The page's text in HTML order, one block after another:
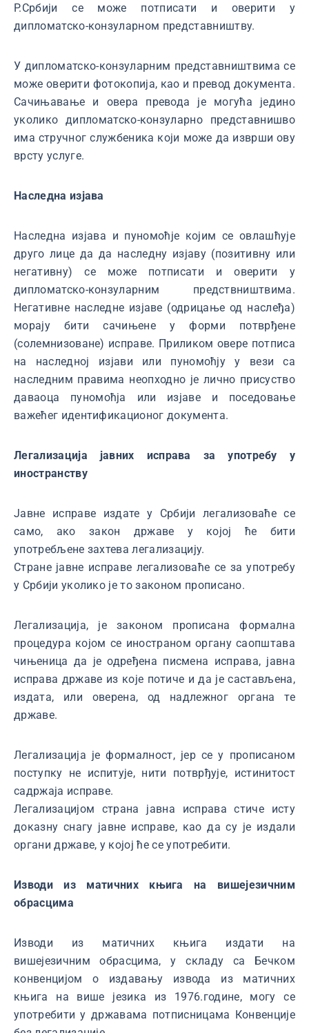
Р.Србији се може потписати и оверити у
дипломатско-конзуларном представништву.
У дипломатско-конзуларним представништвима се
може оверити фотокопија, као и превод документа.
Сачињавање и овера превода је могућа једино
уколико дипломатско-конзуларно представнишво
има стручног службеника који може да изврши ову
врсту услуге.
Наследна изјава
Наследна изјава и пуномоћје којим се овлашћује
друго лице да да наследну изјаву (позитивну или
негативну) се може потписати и оверити у
дипломатско-конзуларним предствништвима.
Негативне наследне изјаве (одрицање од наслеђа)
морају бити сачињене у форми потврђене
(солемнизоване) исправе. Приликом овере потписа
на наследној изјави или пуномоћју у вези са
наследним правима неопходно је лично присуство
даваоца пуномоћја или изјаве и поседовање
важећег идентификационог документа.
Легализација јавних исправа за употребу у
иностранству
Јавне исправе издате у Србији легализоваће се
само, ако закон државе у којој ће бити
употребљене захтева легализацију.
Стране јавне исправе легализоваће се за употребу
у Србији уколико је то законом прописано.
Легализација, је законом прописана формална
процедура којом се иностраном органу саопштава
чињеница да је одређена писмена исправа, јавна
исправа државе из које потиче и да је састављена,
издата, или оверена, од надлежног органа те
државе.
Легализација је формалност, јер се у прописаном
поступку не испитује, нити потврђује, истинитост
садржаја исправе.
Легализацијом страна јавна исправа стиче исту
доказну снагу јавне исправе, као да су је издали
органи државе, у којој ће се употребити.
Изводи из матичних књига на вишејезичним
обрасцима
Изводи из матичних књига издати на
вишејезичним обрасцима, у складу са Бечком
конвенцијом о издавању извода из матичних
књига на више језика из 1976.године, могу се
употребити у државама потписницама Конвенције